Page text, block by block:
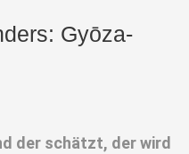
Gyōza-
der schätzt, der wird